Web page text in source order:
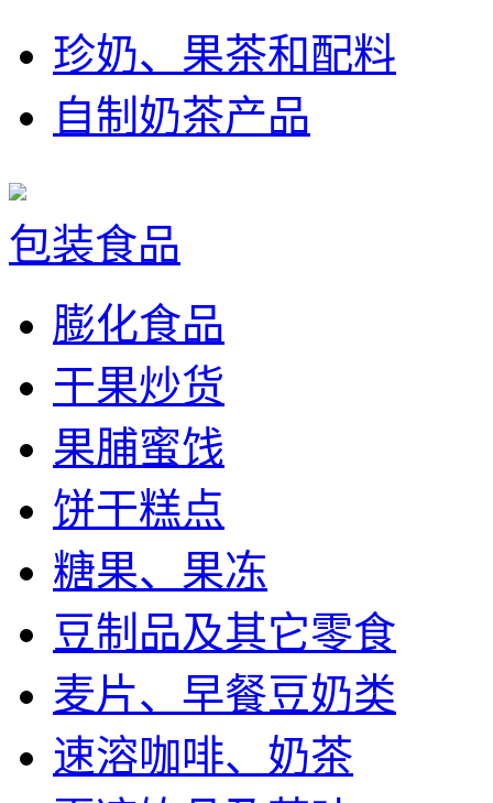
珍奶、果茶和配料
自制奶茶产品
包装食品
膨化食品
干果炒货
果脯蜜饯
饼干糕点
糖果、果冻
豆制品及其它零食
麦片、早餐豆奶类
速溶咖啡、奶茶